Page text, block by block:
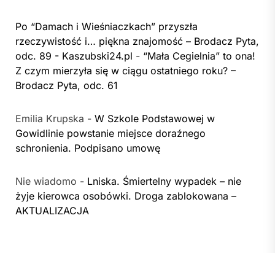
Po “Damach i Wieśniaczkach” przyszła
rzeczywistość i… piękna znajomość – Brodacz Pyta,
odc. 89 - Kaszubski24.pl - “Mała Cegielnia” to ona!
Z czym mierzyła się w ciągu ostatniego roku? –
Brodacz Pyta, odc. 61
Emilia Krupska - W Szkole Podstawowej w
Gowidlinie powstanie miejsce doraźnego
schronienia. Podpisano umowę
Nie wiadomo - Lniska. Śmiertelny wypadek – nie
żyje kierowca osobówki. Droga zablokowana –
AKTUALIZACJA